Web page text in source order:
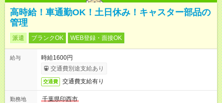
高時給！車通勤OK！土日休み！キャスター部品の
管理
派遣 ブランクOK WEB登録・面接OK
給与
時給1600円
交通費別途支給あり
交通費 交通費支給有り
勤務地
千葉県印西市